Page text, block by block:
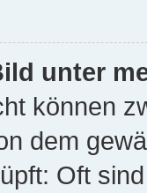
unter
können
dem
Oft